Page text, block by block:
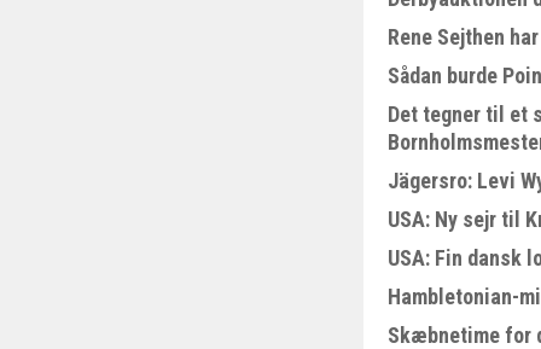
Rene Sejthen
Sådan burde
Det tegner til et
Jägersro: Levi
USA: Ny sejr til
USA: Fin dansk
Hambletonian-
Skæbnetime for